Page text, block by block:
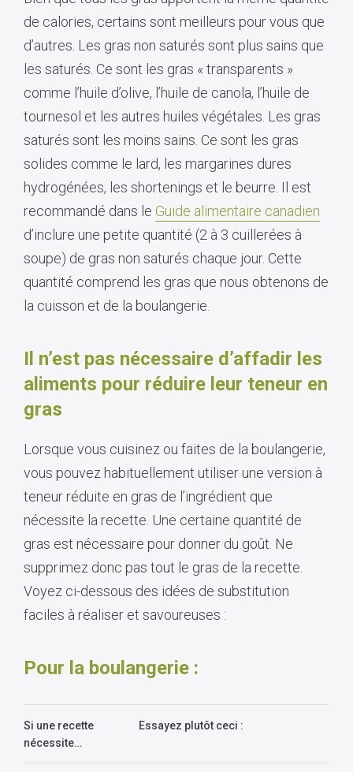
de calories, certains sont meilleurs pour vous que
d’autres. Les gras non saturés sont plus sains que
les saturés. Ce sont les gras « transparents »
comme l’huile d’olive, l’huile de canola, l’huile de
tournesol et les autres huiles végétales. Les gras
saturés sont les moins sains. Ce sont les gras
solides comme le lard, les margarines dures
hydrogénées, les shortenings et le beurre. Il est
recommandé dans le Guide alimentaire canadien
d’inclure une petite quantité (2 à 3 cuillerées à
soupe) de gras non saturés chaque jour. Cette
quantité comprend les gras que nous obtenons de
la cuisson et de la boulangerie.
Il n’est pas nécessaire d’affadir les
aliments pour réduire leur teneur en
gras
Lorsque vous cuisinez ou faites de la boulangerie,
vous pouvez habituellement utiliser une version à
teneur réduite en gras de l’ingrédient que
nécessite la recette. Une certaine quantité de
gras est nécessaire pour donner du goût. Ne
supprimez donc pas tout le gras de la recette.
Voyez ci-dessous des idées de substitution
faciles à réaliser et savoureuses :
Pour la boulangerie :
Si une recette
nécessite…
Essayez plutôt ceci :